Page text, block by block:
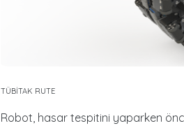
TÜBİTAK RUTE
Robot, hasar tespitini yaparken